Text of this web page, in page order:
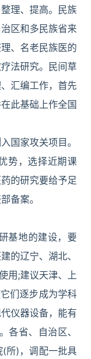
理、提高。民族
区和多民族省来
、名老民族医的
法研究。民间草
汇编工作，首先
此基础上作全国
国家攻关项目。
势，选择近期课
的研究要给予足
备案。
基地的建设，要
的辽宁、湖北、
用;建议天津、上
们逐步成为学科
仪器设备，能有
各省、自治区、
所)，调配一批具